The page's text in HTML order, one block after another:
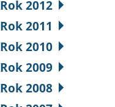
Rok 2012
Rok 2011
Rok 2010
Rok 2009
Rok 2008